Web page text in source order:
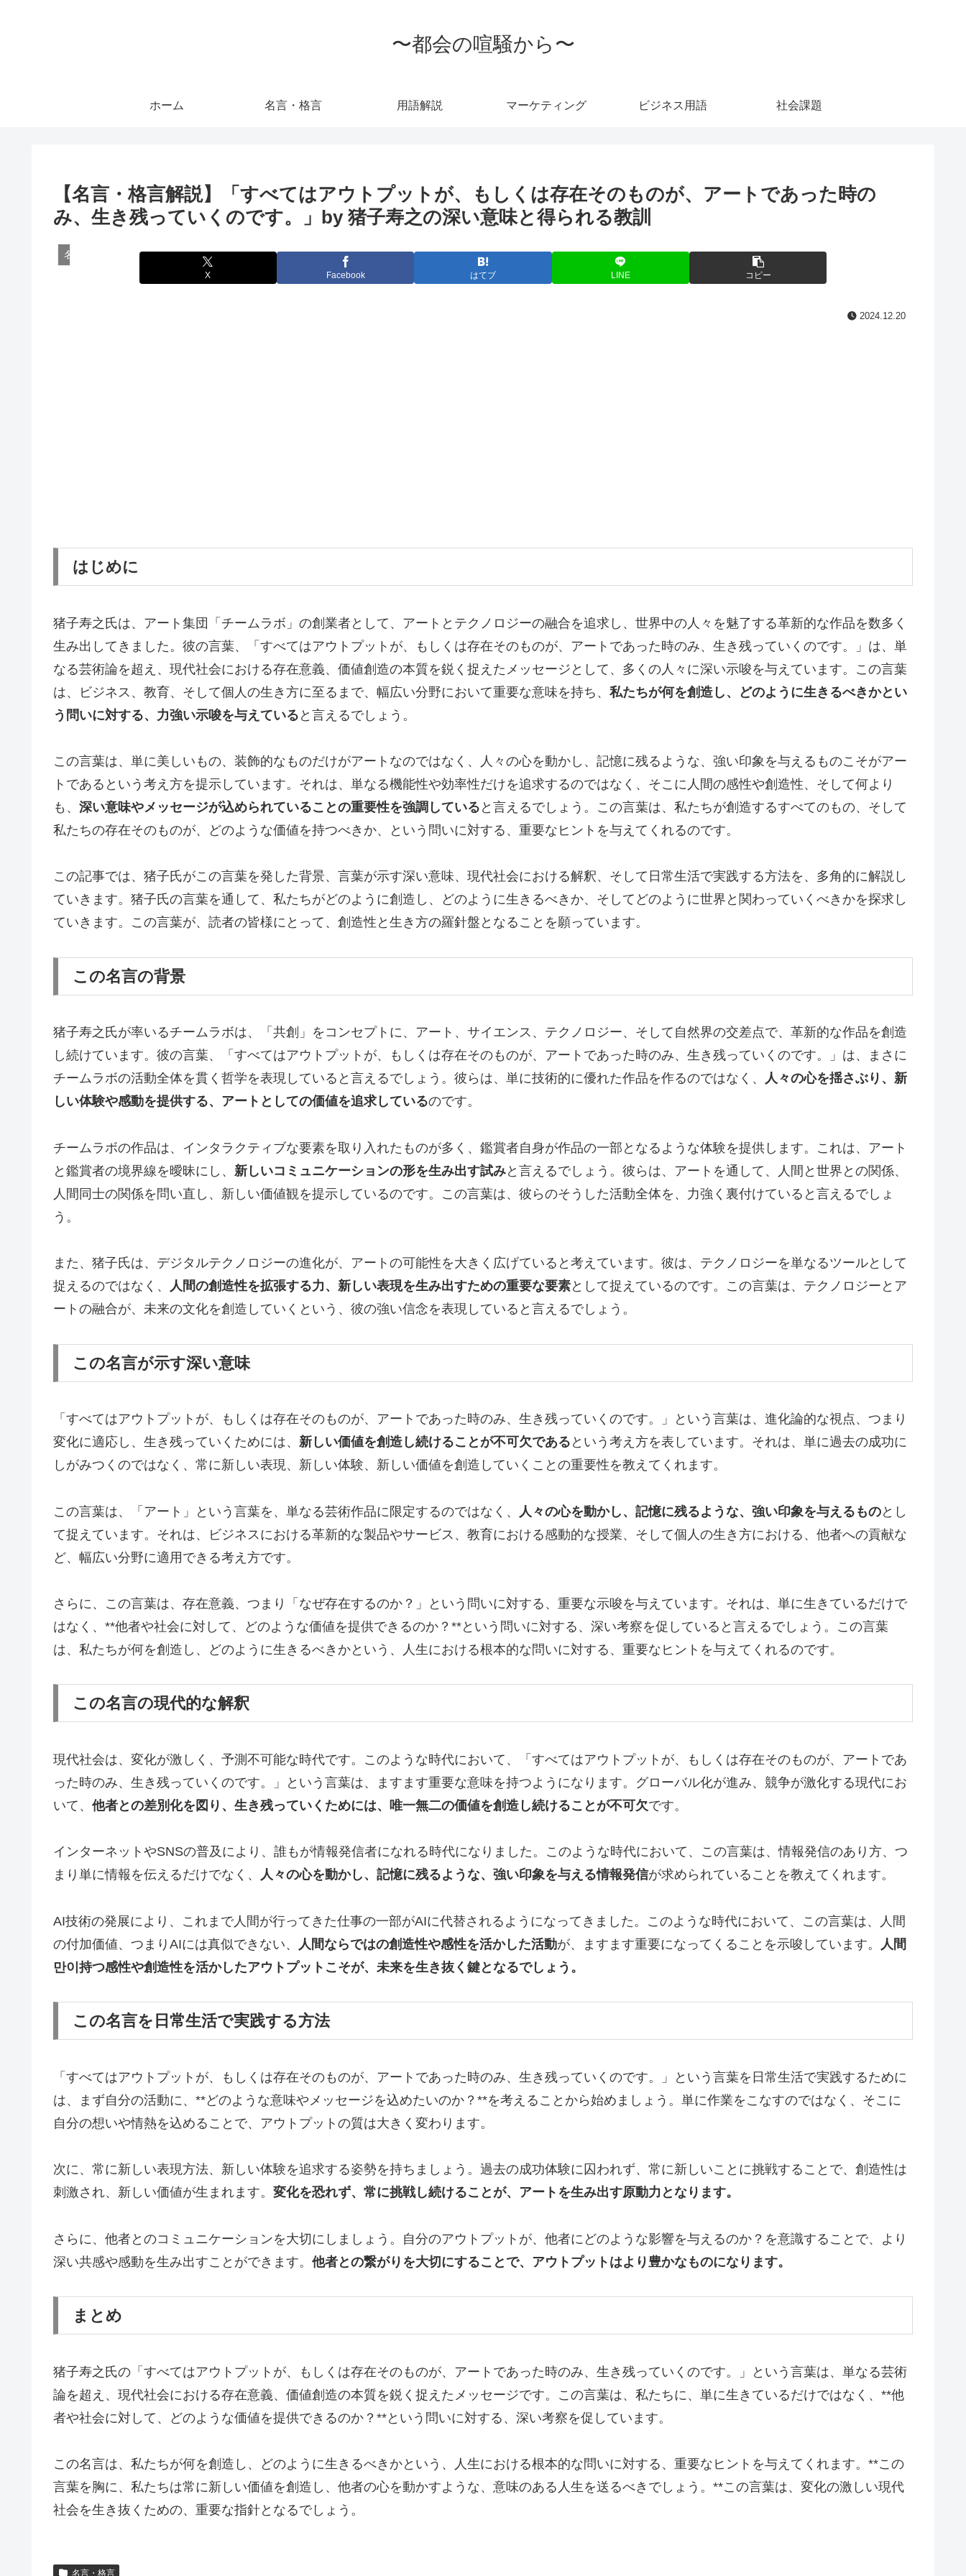
〜都会の喧騒から〜
ホーム 名言・格言 用語解説 マーケティング ビジネス用語 社会課題
【名言・格言解説】「すべてはアウトプットが、もしくは存在そのものが、アートであった時の
み、生き残っていくのです。」by 猪子寿之の深い意味と得られる教訓
名言・格言
X Facebook はてブ LINE コピー
2024.12.20
はじめに
猪子寿之氏は、アート集団「チームラボ」の創業者として、アートとテクノロジーの融合を追求し、世界中の人々を魅了する革新的な作品を数多く
生み出してきました。彼の言葉、「すべてはアウトプットが、もしくは存在そのものが、アートであった時のみ、生き残っていくのです。」は、単
なる芸術論を超え、現代社会における存在意義、価値創造の本質を鋭く捉えたメッセージとして、多くの人々に深い示唆を与えています。この言葉
は、ビジネス、教育、そして個人の生き方に至るまで、幅広い分野において重要な意味を持ち、 私たちが何を創造し、どのように生きるべきかとい
う問いに対する、力強い示唆を与えている と言えるでしょう。
この言葉は、単に美しいもの、装飾的なものだけがアートなのではなく、人々の心を動かし、記憶に残るような、強い印象を与えるものこそがアー
トであるという考え方を提示しています。それは、単なる機能性や効率性だけを追求するのではなく、そこに人間の感性や創造性、そして何より
も、 深い意味やメッセージが込められていることの重要性を強調している と言えるでしょう。この言葉は、私たちが創造するすべてのもの、そして
私たちの存在そのものが、どのような価値を持つべきか、という問いに対する、重要なヒントを与えてくれるのです。
この記事では、猪子氏がこの言葉を発した背景、言葉が示す深い意味、現代社会における解釈、そして日常生活で実践する方法を、多角的に解説し
ていきます。猪子氏の言葉を通して、私たちがどのように創造し、どのように生きるべきか、そしてどのように世界と関わっていくべきかを探求し
ていきます。この言葉が、読者の皆様にとって、創造性と生き方の羅針盤となることを願っています。
この名言の背景
猪子寿之氏が率いるチームラボは、「共創」をコンセプトに、アート、サイエンス、テクノロジー、そして自然界の交差点で、革新的な作品を創造
し続けています。彼の言葉、「すべてはアウトプットが、もしくは存在そのものが、アートであった時のみ、生き残っていくのです。」は、まさに
チームラボの活動全体を貫く哲学を表現していると言えるでしょう。彼らは、単に技術的に優れた作品を作るのではなく、 人々の心を揺さぶり、新
しい体験や感動を提供する、アートとしての価値を追求しているのです。
チームラボの作品は、インタラクティブな要素を取り入れたものが多く、鑑賞者自身が作品の一部となるような体験を提供します。これは、アート
と鑑賞者の境界線を曖昧にし、 新しいコミュニケーションの形を生み出す試みと言えるでしょう。彼らは、アートを通して、人間と世界との関係、
人間同士の関係を問い直し、新しい価値観を提示しているのです。この言葉は、彼らのそうした活動全体を、力強く裏付けていると言えるでしょ
う。
また、猪子氏は、デジタルテクノロジーの進化が、アートの可能性を大きく広げていると考えています。彼は、テクノロジーを単なるツールとして
捉えるのではなく、 人間の創造性を拡張する力、新しい表現を生み出すための重要な要素として捉えているのです。この言葉は、テクノロジーとア
ートの融合が、未来の文化を創造していくという、彼の強い信念を表現していると言えるでしょう。
この名言が示す深い意味
「すべてはアウトプットが、もしくは存在そのものが、アートであった時のみ、生き残っていくのです。」という言葉は、進化論的な視点、つまり
変化に適応し、生き残っていくためには、 新しい価値を創造し続けることが不可欠である という考え方を表しています。それは、単に過去の成功に
しがみつくのではなく、常に新しい表現、新しい体験、新しい価値を創造していくことの重要性を教えてくれます。
この言葉は、「アート」という言葉を、単なる芸術作品に限定するのではなく、 人々の心を動かし、記憶に残るような、強い印象を与えるものとし
て捉えています。それは、ビジネスにおける革新的な製品やサービス、教育における感動的な授業、そして個人の生き方における、他者への貢献な
ど、幅広い分野に適用できる考え方です。
さらに、この言葉は、存在意義、つまり「なぜ存在するのか？」という問いに対する、重要な示唆を与えています。それは、単に生きているだけで
はなく、**他者や社会に対して、どのような価値を提供できるのか？**という問いに対する、深い考察を促していると言えるでしょう。この言葉
は、私たちが何を創造し、どのように生きるべきかという、人生における根本的な問いに対する、重要なヒントを与えてくれるのです。
この名言の現代的な解釈
現代社会は、変化が激しく、予測不可能な時代です。このような時代において、「すべてはアウトプットが、もしくは存在そのものが、アートであ
った時のみ、生き残っていくのです。」という言葉は、ますます重要な意味を持つようになります。グローバル化が進み、競争が激化する現代にお
いて、 他者との差別化を図り、生き残っていくためには、唯一無二の価値を創造し続けることが不可欠です。
インターネットやSNSの普及により、誰もが情報発信者になれる時代になりました。このような時代において、この言葉は、情報発信のあり方、つ
まり単に情報を伝えるだけでなく、 人々の心を動かし、記憶に残るような、強い印象を与える情報発信が求められていることを教えてくれます。
AI技術の発展により、これまで人間が行ってきた仕事の一部がAIに代替されるようになってきました。このような時代において、この言葉は、人間
の付加価値、つまりAIには真似できない、
人間ならではの創造性や感性を活かした活動が、ますます重要になってくることを示唆しています。
人間
만이持つ感性や創造性を活かしたアウトプットこそが、未来を生き抜く鍵となるでしょう。
この名言を日常生活で実践する方法
「すべてはアウトプットが、もしくは存在そのものが、アートであった時のみ、生き残っていくのです。」という言葉を日常生活で実践するために
は、まず自分の活動に、**どのような意味やメッセージを込めたいのか？**を考えることから始めましょう。単に作業をこなすのではなく、そこに
自分の想いや情熱を込めることで、アウトプットの質は大きく変わります。
次に、常に新しい表現方法、新しい体験を追求する姿勢を持ちましょう。過去の成功体験に囚われず、常に新しいことに挑戦することで、創造性は
刺激され、新しい価値が生まれます。 変化を恐れず、常に挑戦し続けることが、アートを生み出す原動力となります。
さらに、他者とのコミュニケーションを大切にしましょう。自分のアウトプットが、他者にどのような影響を与えるのか？を意識することで、より
深い共感や感動を生み出すことができます。 他者との繋がりを大切にすることで、アウトプットはより豊かなものになります。
まとめ
猪子寿之氏の「すべてはアウトプットが、もしくは存在そのものが、アートであった時のみ、生き残っていくのです。」という言葉は、単なる芸術
論を超え、現代社会における存在意義、価値創造の本質を鋭く捉えたメッセージです。この言葉は、私たちに、単に生きているだけではなく、**他
者や社会に対して、どのような価値を提供できるのか？**という問いに対する、深い考察を促しています。
この名言は、私たちが何を創造し、どのように生きるべきかという、人生における根本的な問いに対する、重要なヒントを与えてくれます。**この
言葉を胸に、私たちは常に新しい価値を創造し、他者の心を動かすような、意味のある人生を送るべきでしょう。**この言葉は、変化の激しい現代
社会を生き抜くための、重要な指針となるでしょう。
名言・格言